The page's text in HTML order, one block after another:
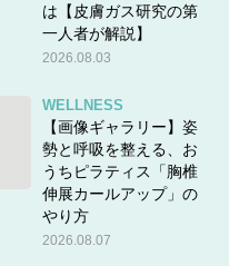
は【皮膚ガス研究の第
一人者が解説】
2026.08.03
WELLNESS
【画像ギャラリー】姿
勢と呼吸を整える、お
うちピラティス「胸椎
伸展カールアップ」の
やり方
2026.08.07